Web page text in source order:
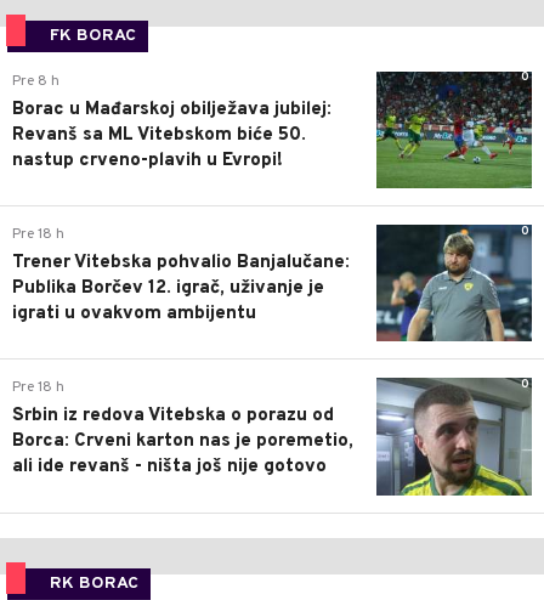
FK BORAC
0
Pre 8 h
Borac u Mađarskoj obilježava jubilej:
Revanš sa ML Vitebskom biće 50.
nastup crveno-plavih u Evropi!
0
Pre 18 h
Trener Vitebska pohvalio Banjalučane:
Publika Borčev 12. igrač, uživanje je
igrati u ovakvom ambijentu
0
Pre 18 h
Srbin iz redova Vitebska o porazu od
Borca: Crveni karton nas je poremetio,
ali ide revanš - ništa još nije gotovo
RK BORAC